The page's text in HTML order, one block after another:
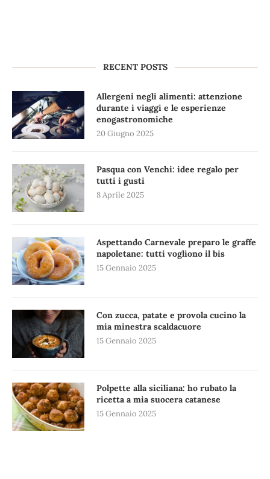
RECENT POSTS
Allergeni negli alimenti: attenzione
durante i viaggi e le esperienze
enogastronomiche
20 Giugno 2025
Pasqua con Venchi: idee regalo per
tutti i gusti
8 Aprile 2025
Aspettando Carnevale preparo le graffe
napoletane: tutti vogliono il bis
15 Gennaio 2025
Con zucca, patate e provola cucino la
mia minestra scaldacuore
15 Gennaio 2025
Polpette alla siciliana: ho rubato la
ricetta a mia suocera catanese
15 Gennaio 2025